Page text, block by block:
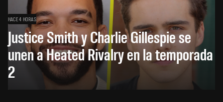
HACE 4 HORAS
Justice Smith y Charlie Gillespie se
unen a Heated Rivalry en la temporada
2